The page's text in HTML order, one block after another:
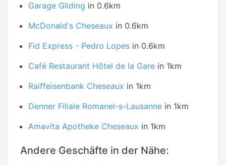
Garage Gliding in 0.6km
McDonald's Cheseaux in 0.6km
Fid Express - Pedro Lopes in 0.6km
Café Restaurant Hôtel de la Gare in 1km
Raiffeisenbank Cheseaux in 1km
Denner Filiale Romanel-s-Lausanne in 1km
Amavita Apotheke Cheseaux in 1km
Andere Geschäfte in der Nähe: